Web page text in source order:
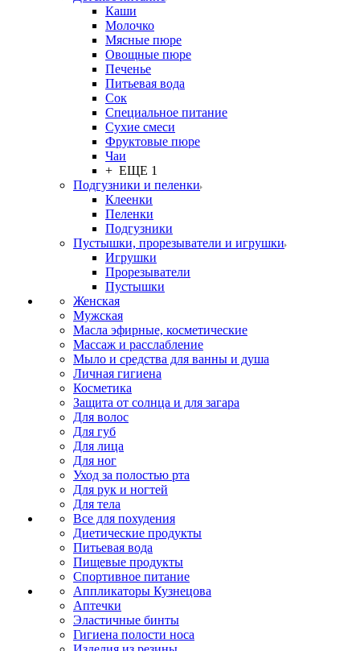
Каши
Молочко
Мясные пюре
Овощные пюре
Печенье
Питьевая вода
Сок
Специальное питание
Сухие смеси
Фруктовые пюре
Чаи
+ ЕЩЕ 1
Подгузники и пеленки
Клеенки
Пеленки
Подгузники
Пустышки, прорезыватели и игрушки
Игрушки
Прорезыватели
Пустышки
Женская
Мужская
Масла эфирные, косметические
Массаж и расслабление
Мыло и средства для ванны и душа
Личная гигиена
Косметика
Защита от солнца и для загара
Для волос
Для губ
Для лица
Для ног
Уход за полостью рта
Для рук и ногтей
Для тела
Все для похудения
Диетические продукты
Питьевая вода
Пищевые продукты
Спортивное питание
Аппликаторы Кузнецова
Аптечки
Эластичные бинты
Гигиена полости носа